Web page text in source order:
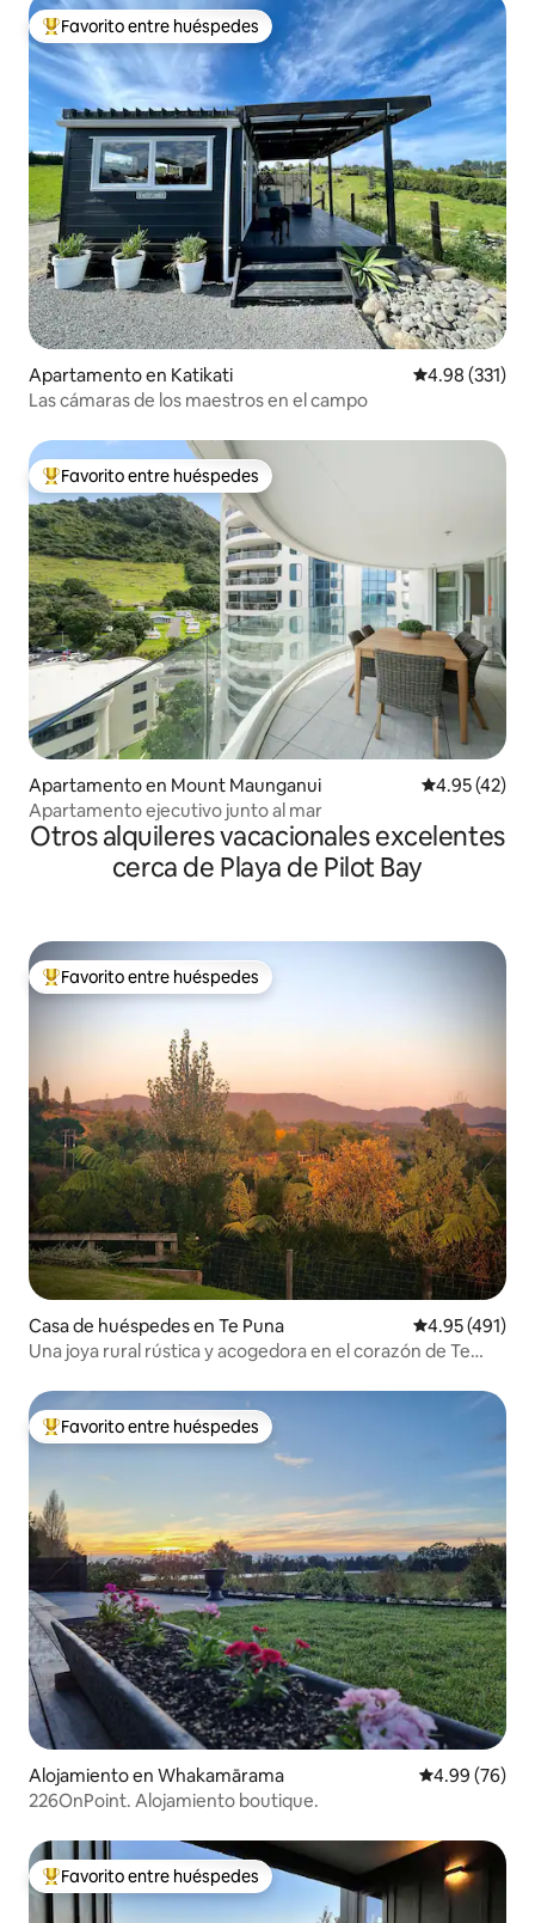
Favorito entre huéspedes preferido
Favorito entre huéspedes
Apartamento en Katikati Calificación
4.98 (331)
Las cámaras de los maestros en el campo
Favorito entre huéspedes preferido
Favorito entre huéspedes
Apartamento en Mount Maunganui Calificación
4.95 (42)
Apartamento ejecutivo junto al mar
Otros alquileres vacacionales excelentes
cerca de Playa de Pilot Bay
Favorito entre huéspedes preferido
Favorito entre huéspedes
Casa de huéspedes en Te Puna Calificación
4.95 (491)
Una joya rural rústica y acogedora en el corazón de Te
Favorito entre huéspedes preferido
Favorito entre huéspedes
Alojamiento en Whakamārama Calificación
4.99 (76)
226OnPoint. Alojamiento boutique.
Favorito entre huéspedes preferido
Favorito entre huéspedes